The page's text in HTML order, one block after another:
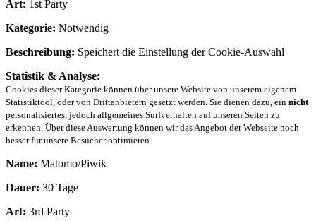
Art: 1st Party
Kategorie: Notwendig
Beschreibung: Speichert die Einstellung der Cookie-Auswahl
Statistik & Analyse:
Cookies dieser Kategorie können über unsere Website von unserem eigenem
Statistiktool, oder von Drittanbietern gesetzt werden. Sie dienen dazu, ein nicht
personalisiertes, jedoch allgemeines Surfverhalten auf unseren Seiten zu
erkennen. Über diese Auswertung können wir das Angebot der Webseite noch
besser für unsere Besucher optimieren.
Name: Matomo/Piwik
Dauer: 30 Tage
Art: 3rd Party